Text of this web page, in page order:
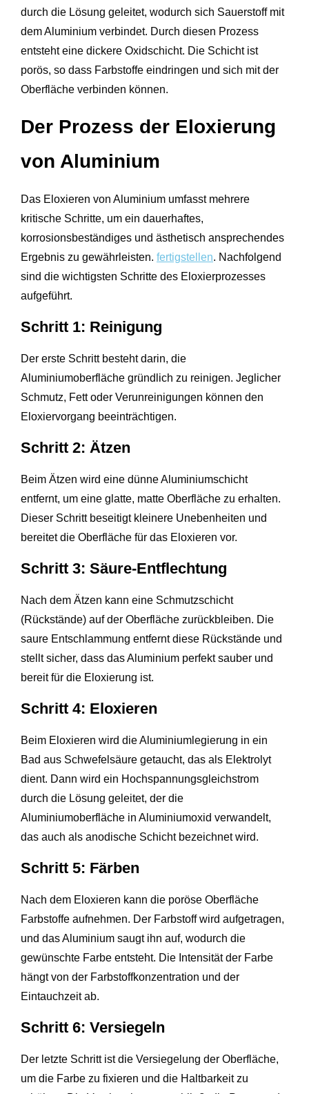
durch die Lösung geleitet, wodurch sich Sauerstoff mit
dem Aluminium verbindet. Durch diesen Prozess
entsteht eine dickere Oxidschicht. Die Schicht ist
porös, so dass Farbstoffe eindringen und sich mit der
Oberfläche verbinden können.
Der Prozess der Eloxierung
von Aluminium
Das Eloxieren von Aluminium umfasst mehrere
kritische Schritte, um ein dauerhaftes,
korrosionsbeständiges und ästhetisch ansprechendes
Ergebnis zu gewährleisten. fertigstellen. Nachfolgend
sind die wichtigsten Schritte des Eloxierprozesses
aufgeführt.
Schritt 1: Reinigung
Der erste Schritt besteht darin, die
Aluminiumoberfläche gründlich zu reinigen. Jeglicher
Schmutz, Fett oder Verunreinigungen können den
Eloxiervorgang beeinträchtigen.
Schritt 2: Ätzen
Beim Ätzen wird eine dünne Aluminiumschicht
entfernt, um eine glatte, matte Oberfläche zu erhalten.
Dieser Schritt beseitigt kleinere Unebenheiten und
bereitet die Oberfläche für das Eloxieren vor.
Schritt 3: Säure-Entflechtung
Nach dem Ätzen kann eine Schmutzschicht
(Rückstände) auf der Oberfläche zurückbleiben. Die
saure Entschlammung entfernt diese Rückstände und
stellt sicher, dass das Aluminium perfekt sauber und
bereit für die Eloxierung ist.
Schritt 4: Eloxieren
Beim Eloxieren wird die Aluminiumlegierung in ein
Bad aus Schwefelsäure getaucht, das als Elektrolyt
dient. Dann wird ein Hochspannungsgleichstrom
durch die Lösung geleitet, der die
Aluminiumoberfläche in Aluminiumoxid verwandelt,
das auch als anodische Schicht bezeichnet wird.
Schritt 5: Färben
Nach dem Eloxieren kann die poröse Oberfläche
Farbstoffe aufnehmen. Der Farbstoff wird aufgetragen,
und das Aluminium saugt ihn auf, wodurch die
gewünschte Farbe entsteht. Die Intensität der Farbe
hängt von der Farbstoffkonzentration und der
Eintauchzeit ab.
Schritt 6: Versiegeln
Der letzte Schritt ist die Versiegelung der Oberfläche,
um die Farbe zu fixieren und die Haltbarkeit zu